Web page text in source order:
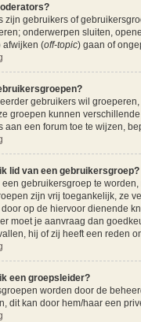
zijn gebruikers of
onderwerpen sluiten,
afwijken (off-topic) gaan of
gebruikers wil
groepen kunnen
aan een forum toe te wijzen,
lid van een gebruikersgroep?
een gebruikersgroep te
zijn vrij toegankelijk, ze
op de hiervoor dienende
moet je aanvraag dan
hij of zij heeft een reden
een groepsleider?
worden door de
dit kan door hem/haar een